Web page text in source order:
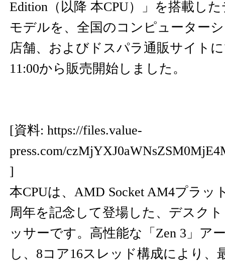
Edition（以降 本CPU）」を搭載し
モデルを、全国のコンピューター
店舗、およびドスパラ通販サイト
11:00から販売開始しました。
[資料: https://files.value-
press.com/
]
本CPUは、AMD Socket AM4プラッ
周年を記念して登場した、デスク
ッサーです。高性能な「Zen 3」ア
し、8コア16スレッド構成により、